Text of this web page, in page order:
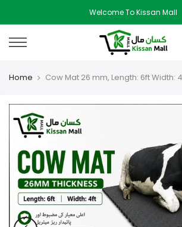
content
Welcome To Kissan Mall
Home Cow Mat 26 mm, Length: 6ft Width: